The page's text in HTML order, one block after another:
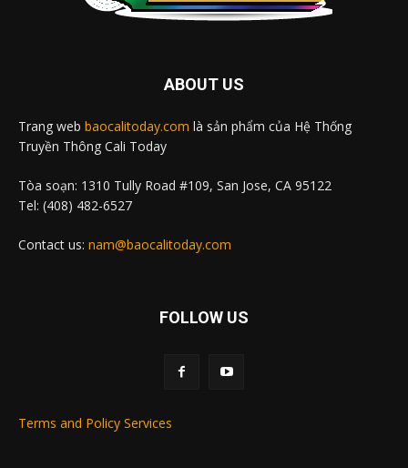
ABOUT US
Trang web baocalitoday.com là sản phẩm của Hệ Thống
Truyền Thông Cali Today
Tòa soạn: 1310 Tully Road #109, San Jose, CA 95122
Tel: (408) 482-6527
Contact us: nam@baocalitoday.com
FOLLOW US
Terms and Policy Services